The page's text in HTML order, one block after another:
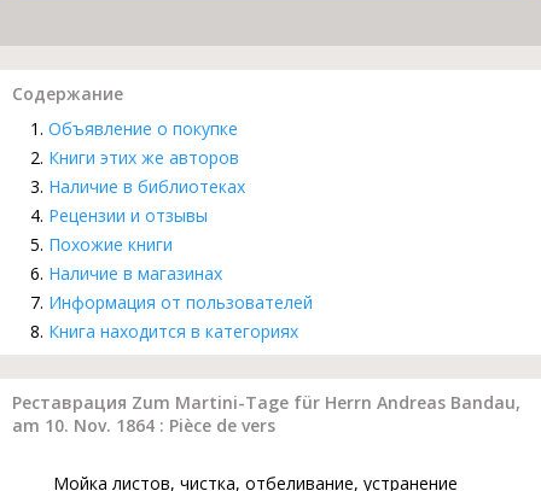
Содержание
Объявление о покупке
Книги этих же авторов
Наличие в библиотеках
Рецензии и отзывы
Похожие книги
Наличие в магазинах
Информация от пользователей
Книга находится в категориях
Реставрация Zum Martini-Tage für Herrn Andreas Bandau,
am 10. Nov. 1864 : Pièce de vers
Мойка листов, чистка, отбеливание, устранение